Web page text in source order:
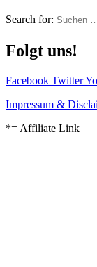
Search for:
Folgt uns!
Facebook Twitter
Impressum &
*= Affiliate Link